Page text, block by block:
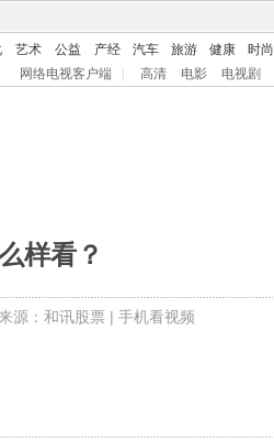
艺术 公益 产经 汽车 旅游 健康 时尚
网络电视客户端 高清 电影 电视剧
样看？
源：和讯股票 | 手机看视频